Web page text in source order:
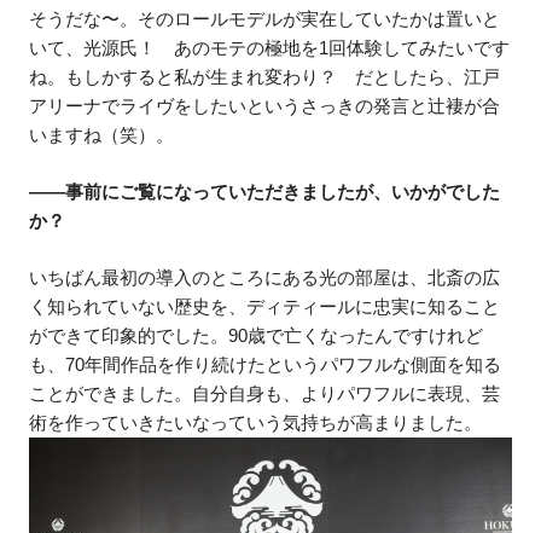
そうだな〜。そのロールモデルが実在していたかは置いと
いて、光源氏！ あのモテの極地を1回体験してみたいです
ね。もしかすると私が生まれ変わり？ だとしたら、江戸
アリーナでライヴをしたいというさっきの発言と辻褄が合
いますね（笑）。
――事前にご覧になっていただきましたが、いかがでした
か？
いちばん最初の導入のところにある光の部屋は、北斎の広
く知られていない歴史を、ディティールに忠実に知ること
ができて印象的でした。90歳で亡くなったんですけれど
も、70年間作品を作り続けたというパワフルな側面を知る
ことができました。自分自身も、よりパワフルに表現、芸
術を作っていきたいなっていう気持ちが高まりました。